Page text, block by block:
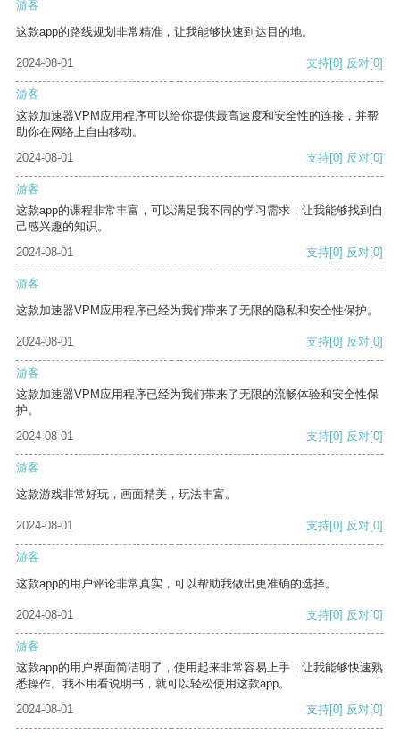
游客
这款app的路线规划非常精准，让我能够快速到达目的地。
2024-08-01 支持[0] 反对[0]
游客
这款加速器VPM应用程序可以给你提供最高速度和安全性的连接，并帮
助你在网络上自由移动。
2024-08-01
支持[0] 反对[0]
游客
这款app的课程非常丰富，可以满足我不同的学习需求，让我能够找到自
己感兴趣的知识。
2024-08-01
支持[0] 反对[0]
游客
这款加速器VPM应用程序已经为我们带来了无限的隐私和安全性保护。
2024-08-01 支持[0] 反对[0]
游客
这款加速器VPM应用程序已经为我们带来了无限的流畅体验和安全性保
护。
2024-08-01
支持[0] 反对[0]
游客
这款游戏非常好玩，画面精美，玩法丰富。
2024-08-01 支持[0] 反对[0]
游客
这款app的用户评论非常真实，可以帮助我做出更准确的选择。
2024-08-01 支持[0] 反对[0]
游客
这款app的用户界面简洁明了，使用起来非常容易上手，让我能够快速熟
悉操作。我不用看说明书，就可以轻松使用这款app。
2024-08-01
支持[0] 反对[0]